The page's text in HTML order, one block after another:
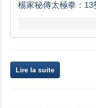
楊家秘傳太極拳：
Lire la suite